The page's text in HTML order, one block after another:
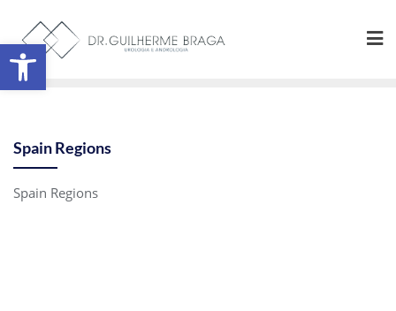
Abrir a barra de ferramentas
Spain Regions
Spain Regions